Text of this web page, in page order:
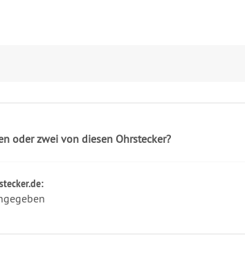
oder zwei von diesen Ohrstecker?